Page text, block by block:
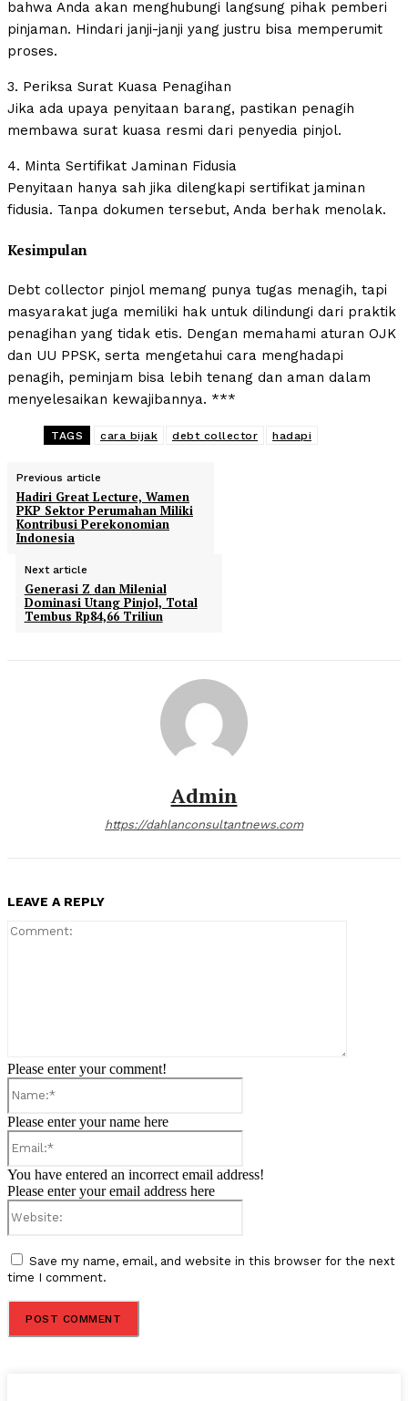
bahwa Anda akan menghubungi langsung pihak pemberi
pinjaman. Hindari janji-janji yang justru bisa memperumit
proses.
3. Periksa Surat Kuasa Penagihan
Jika ada upaya penyitaan barang, pastikan penagih
membawa surat kuasa resmi dari penyedia pinjol.
4. Minta Sertifikat Jaminan Fidusia
Penyitaan hanya sah jika dilengkapi sertifikat jaminan
fidusia. Tanpa dokumen tersebut, Anda berhak menolak.
Kesimpulan
Debt collector pinjol memang punya tugas menagih, tapi
masyarakat juga memiliki hak untuk dilindungi dari praktik
penagihan yang tidak etis. Dengan memahami aturan OJK
dan UU PPSK, serta mengetahui cara menghadapi
penagih, peminjam bisa lebih tenang dan aman dalam
menyelesaikan kewajibannya. ***
TAGS cara bijak debt collector hadapi
Previous article
Hadiri Great Lecture, Wamen
PKP Sektor Perumahan Miliki
Kontribusi Perekonomian
Indonesia
Next article
Generasi Z dan Milenial
Dominasi Utang Pinjol, Total
Tembus Rp84,66 Triliun
Admin
https://dahlanconsultantnews.com
LEAVE A REPLY
Please enter your comment!
Please enter your name here
You have entered an incorrect email address!
Please enter your email address here
Save my name, email, and website in this browser for the next
time I comment.